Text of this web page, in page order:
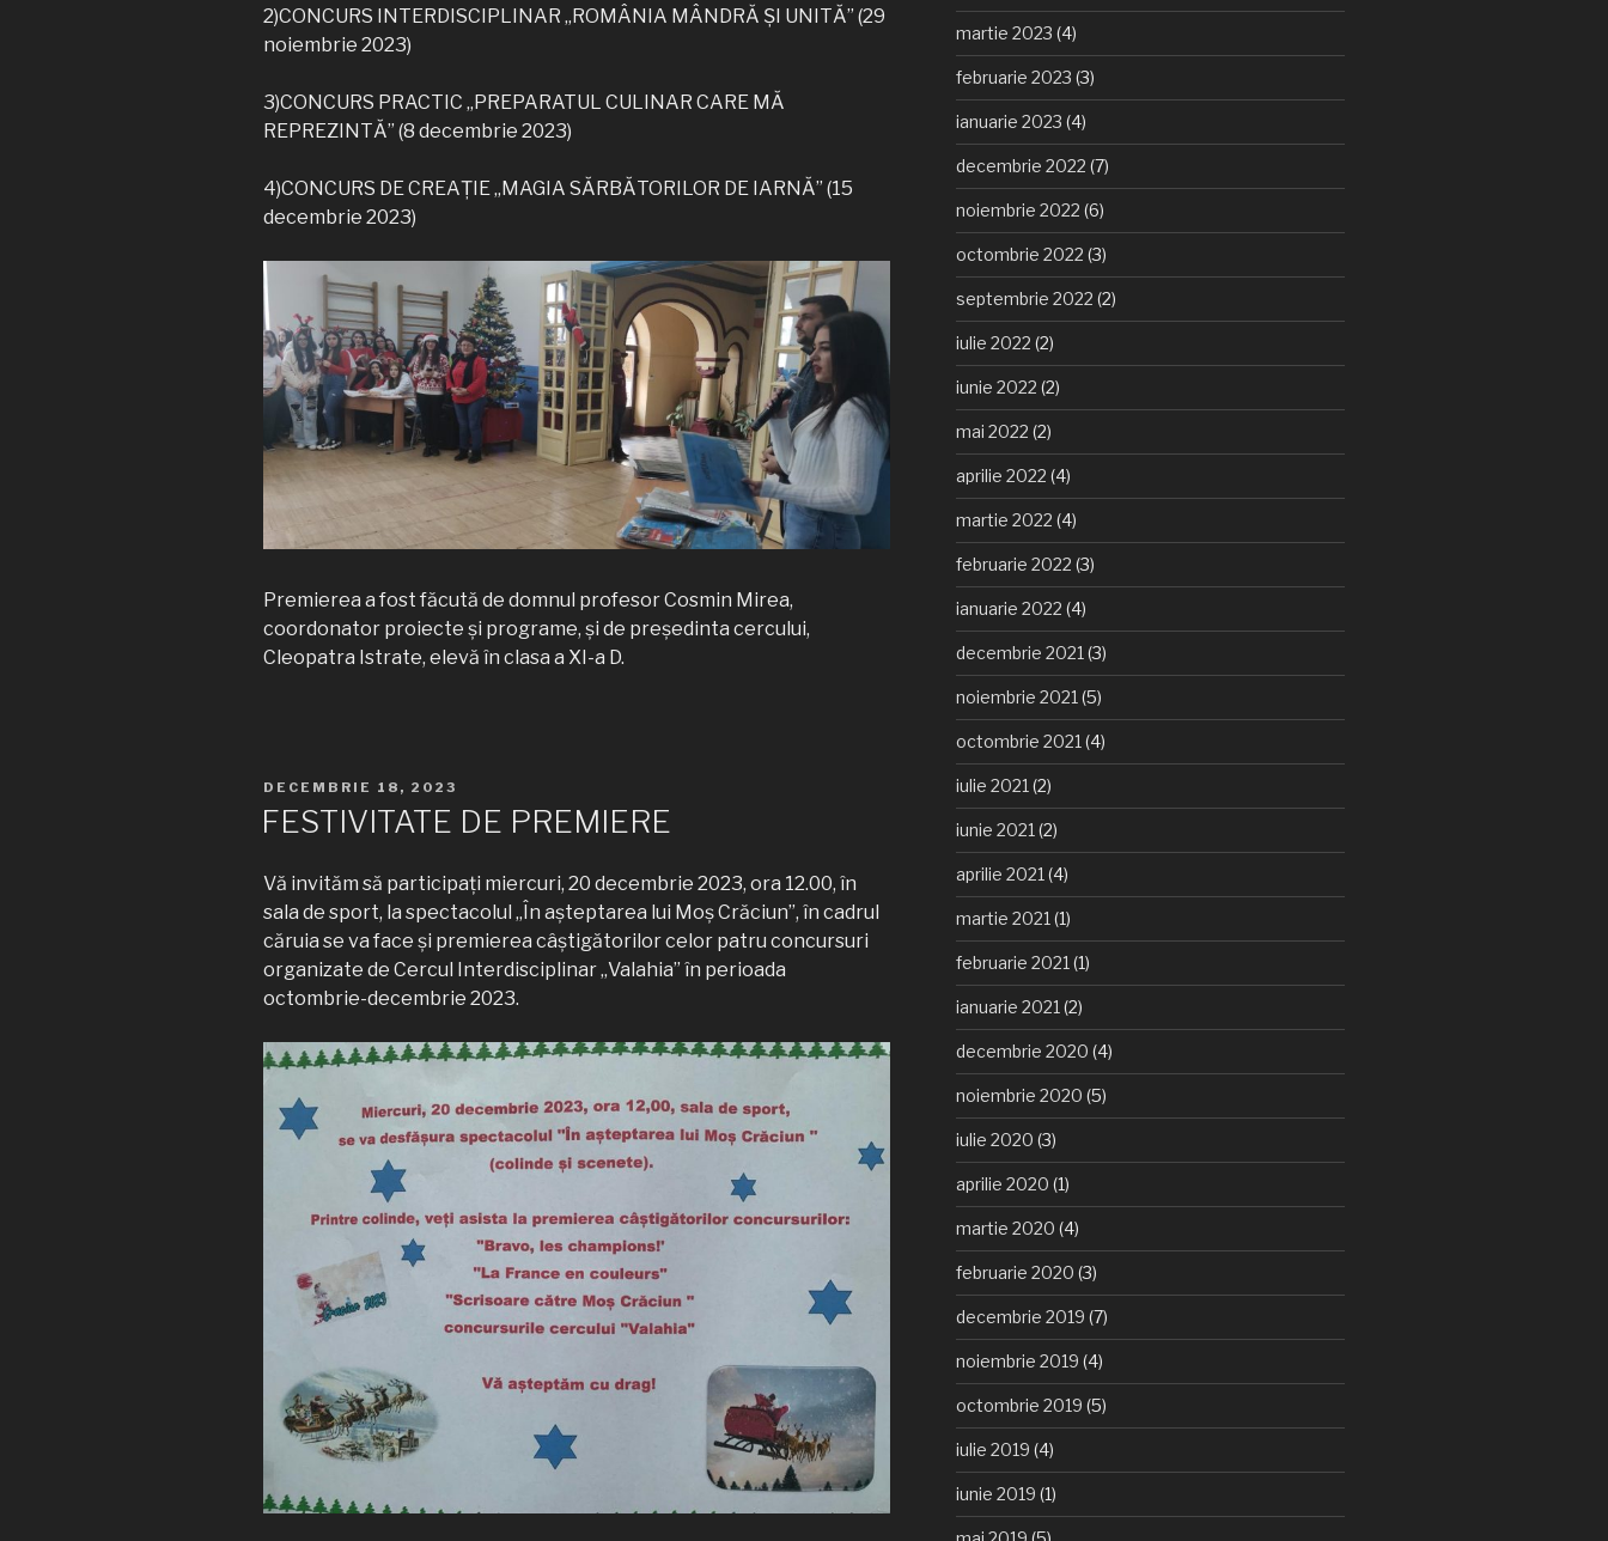
2)CONCURS INTERDISCIPLINAR „ROMÂNIA MÂNDRĂ ȘI UNITĂ” (29
noiembrie 2023)
3)CONCURS PRACTIC „PREPARATUL CULINAR CARE MĂ
REPREZINTĂ” (8 decembrie 2023)
4)CONCURS DE CREAȚIE „MAGIA SĂRBĂTORILOR DE IARNĂ” (15
decembrie 2023)
Premierea a fost făcută de domnul profesor Cosmin Mirea,
coordonator proiecte și programe, și de președinta cercului,
Cleopatra Istrate, elevă în clasa a XI-a D.
PUBLICAT
PE
DECEMBRIE 18, 2023
FESTIVITATE DE PREMIERE
Vă invităm să participați miercuri, 20 decembrie 2023, ora 12.00, în
sala de sport, la spectacolul „În așteptarea lui Moș Crăciun”, în cadrul
căruia se va face și premierea câștigătorilor celor patru concursuri
organizate de Cercul Interdisciplinar „Valahia” în perioada
octombrie-decembrie 2023.
martie 2023 (4)
februarie 2023 (3)
ianuarie 2023 (4)
decembrie 2022 (7)
noiembrie 2022 (6)
octombrie 2022 (3)
septembrie 2022 (2)
iulie 2022 (2)
iunie 2022 (2)
mai 2022 (2)
aprilie 2022 (4)
martie 2022 (4)
februarie 2022 (3)
ianuarie 2022 (4)
decembrie 2021 (3)
noiembrie 2021 (5)
octombrie 2021 (4)
iulie 2021 (2)
iunie 2021 (2)
aprilie 2021 (4)
martie 2021 (1)
februarie 2021 (1)
ianuarie 2021 (2)
decembrie 2020 (4)
noiembrie 2020 (5)
iulie 2020 (3)
aprilie 2020 (1)
martie 2020 (4)
februarie 2020 (3)
decembrie 2019 (7)
noiembrie 2019 (4)
octombrie 2019 (5)
iulie 2019 (4)
iunie 2019 (1)